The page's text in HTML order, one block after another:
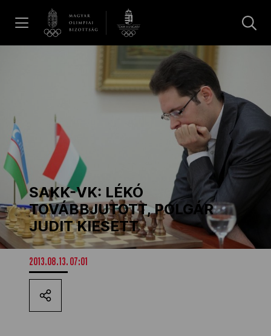
Galéria
Dakar 2026
Los Angeles 2028
MOB
Kettőskarrier-program
SAKK-VK: LÉKÓ
TOVÁBBJUTOTT, POLGÁR
JUDIT KIESETT
2013.08.13. 07:01